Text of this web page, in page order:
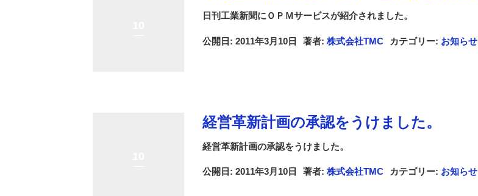
日刊工業新聞にＯＰＭサービスが紹介されました。
公開日: 2011年3月10日 著者: 株式会社TMC カテゴリー: お知らせ
経営革新計画の承認をうけました。
経営革新計画の承認をうけました。
公開日: 2011年3月10日 著者: 株式会社TMC カテゴリー: お知らせ